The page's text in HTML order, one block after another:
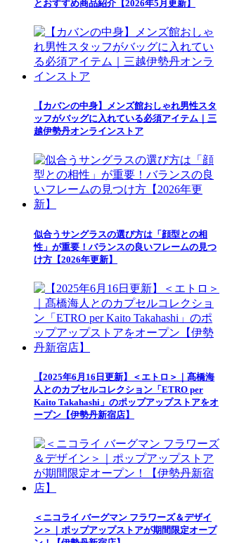
とおすすめ商品紹介【2026年5月更新】
【カバンの中身】メンズ館おしゃれ男性スタ
ッフがバッグに入れている必須アイテム｜三
越伊勢丹オンラインストア
似合うサングラスの選び方は「顔型との相
性」が重要！バランスの良いフレームの見つ
け方【2026年更新】
【2025年6月16日更新】＜エトロ＞｜髙橋海
人とのカプセルコレクション「ETRO per
Kaito Takahashi」のポップアップストアをオ
ープン【伊勢丹新宿店】
＜ニコライ バーグマン フラワーズ＆デザイ
ン＞｜ポップアップストアが期間限定オープ